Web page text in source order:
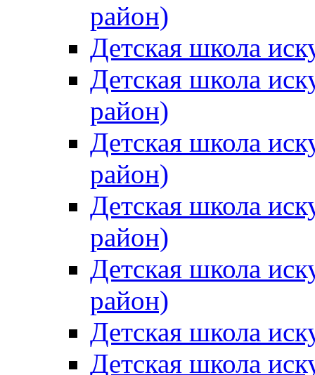
район)
Детская школа
Детская школа
район)
Детская школа
район)
Детская школа
район)
Детская школа
район)
Детская школа
Детская школа